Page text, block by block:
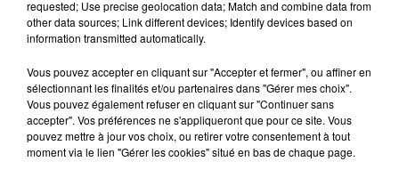
CHALEUR ET RISQUE
D'ORAGES CE LUNDI EN
SAMBRE-AVESNOIS-
THIÉRACHE
Un temps typiquement estival
et changeant concerne nos
secteurs ce lundi 3 août. Entre
requested; Use precise geolocation data; Match and combine data from
other data sources; Link different devices; Identify devices based on
information transmitted automatically.
Vous pouvez accepter en cliquant sur "Accepter et fermer", ou affiner en
sélectionnant les finalités et/ou partenaires dans "Gérer mes choix".
Vous pouvez également refuser en cliquant sur "Continuer sans
accepter". Vos préférences ne s'appliqueront que pour ce site. Vous
pouvez mettre à jour vos choix, ou retirer votre consentement à tout
moment via le lien "Gérer les cookies" situé en bas de chaque page.